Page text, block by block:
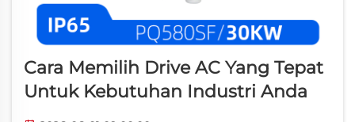
Cara Memilih Drive AC Yang Tepat
Untuk Kebutuhan Industri Anda